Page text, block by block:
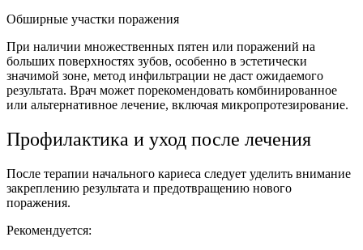
Обширные участки поражения
При наличии множественных пятен или поражений на
больших поверхностях зубов, особенно в эстетически
значимой зоне, метод инфильтрации не даст ожидаемого
результата. Врач может порекомендовать комбинированное
или альтернативное лечение, включая микропротезирование.
Профилактика и уход после лечения
После терапии начального кариеса следует уделить внимание
закреплению результата и предотвращению нового
поражения.
Рекомендуется: